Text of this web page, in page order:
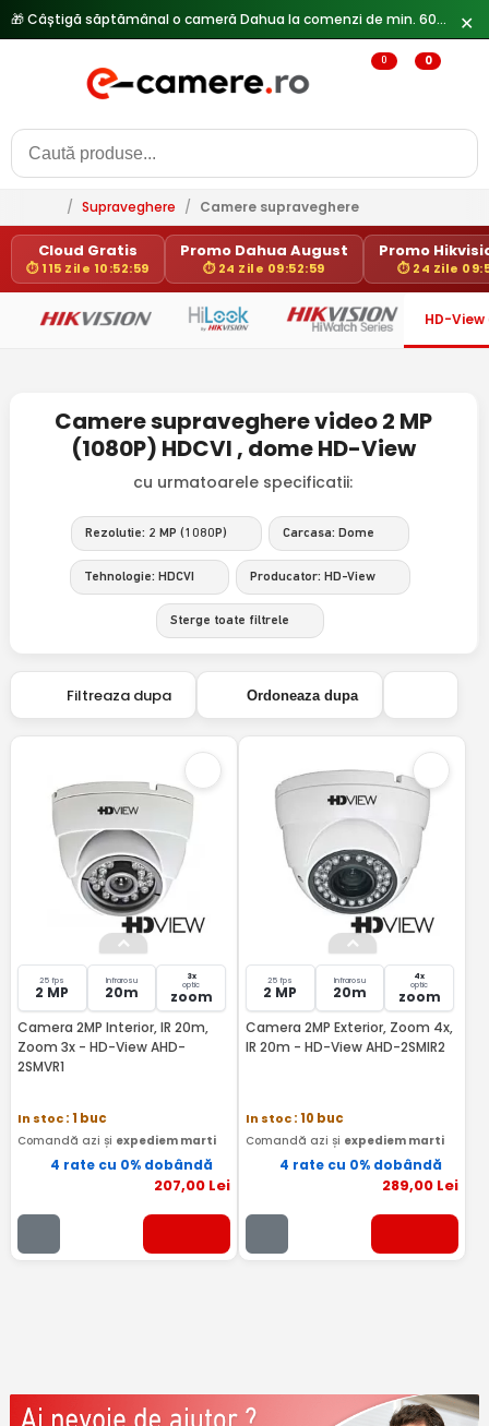
🎁 Câștigă săptămânal o cameră Dahua la comenzi de min. 600 lei — ✕
0 0
/ Supraveghere / Camere supraveghere
Cloud Gratis
⏱ 115 Zile 10:52:59
Promo Dahua August
⏱ 24 Zile 09:52:59
Promo
⏱ 24 Zile
HD-View
Camere supraveghere video 2 MP
(1080P) HDCVI , dome HD-View
cu urmatoarele specificatii:
Rezolutie: 2 MP (1080P) Carcasa: Dome
Tehnologie: HDCVI Producator: HD-View
Sterge toate filtrele
Filtreaza dupa Ordoneaza dupa
25 fps
2 MP
Infrarosu
20m
3x
optic
zoom
Camera 2MP Interior, IR 20m,
Zoom 3x - HD-View AHD-
2SMVR1
In stoc: 1 buc
Comandă azi și expediem marti
4 rate cu 0% dobândă
207,00Lei
25 fps
2 MP
Infrarosu
20m
4x
optic
zoom
Camera 2MP Exterior, Zoom 4x,
IR 20m - HD-View AHD-2SMIR2
In stoc: 10 buc
Comandă azi și expediem marti
4 rate cu 0% dobândă
289,00 Lei